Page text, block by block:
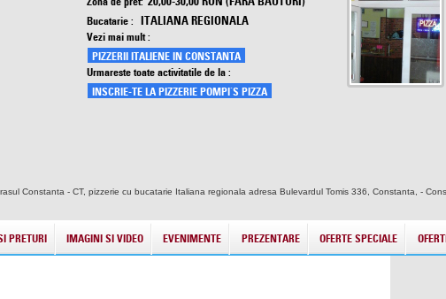
Bucatarie : ITALIANA REGIONALA
Vezi mai mult :
PIZZERII ITALIENE IN CONSTANTA
Urmareste toate activitatile de la :
INSCRIE-TE LA PIZZERIE POMPI`S PIZZA
Constanta - CT, pizzerie cu bucatarie Italiana regionala adresa Bulevardul Tomis 336, Constanta, -
PRETURI IMAGINI SI VIDEO EVENIMENTE PREZENTARE OFERTE SPECIALE